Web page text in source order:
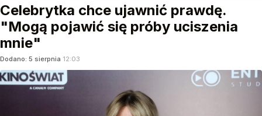
Celebrytka chce ujawnić prawdę.
"Mogą pojawić się próby uciszenia
mnie"
Dodano: 5 sierpnia 12:03